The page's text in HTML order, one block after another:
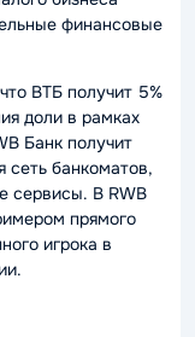
финансовые
ВТБ получит 5%
доли в рамках
Банк получит
сеть банкоматов,
сервисы. В RWB
прямого
игрока в